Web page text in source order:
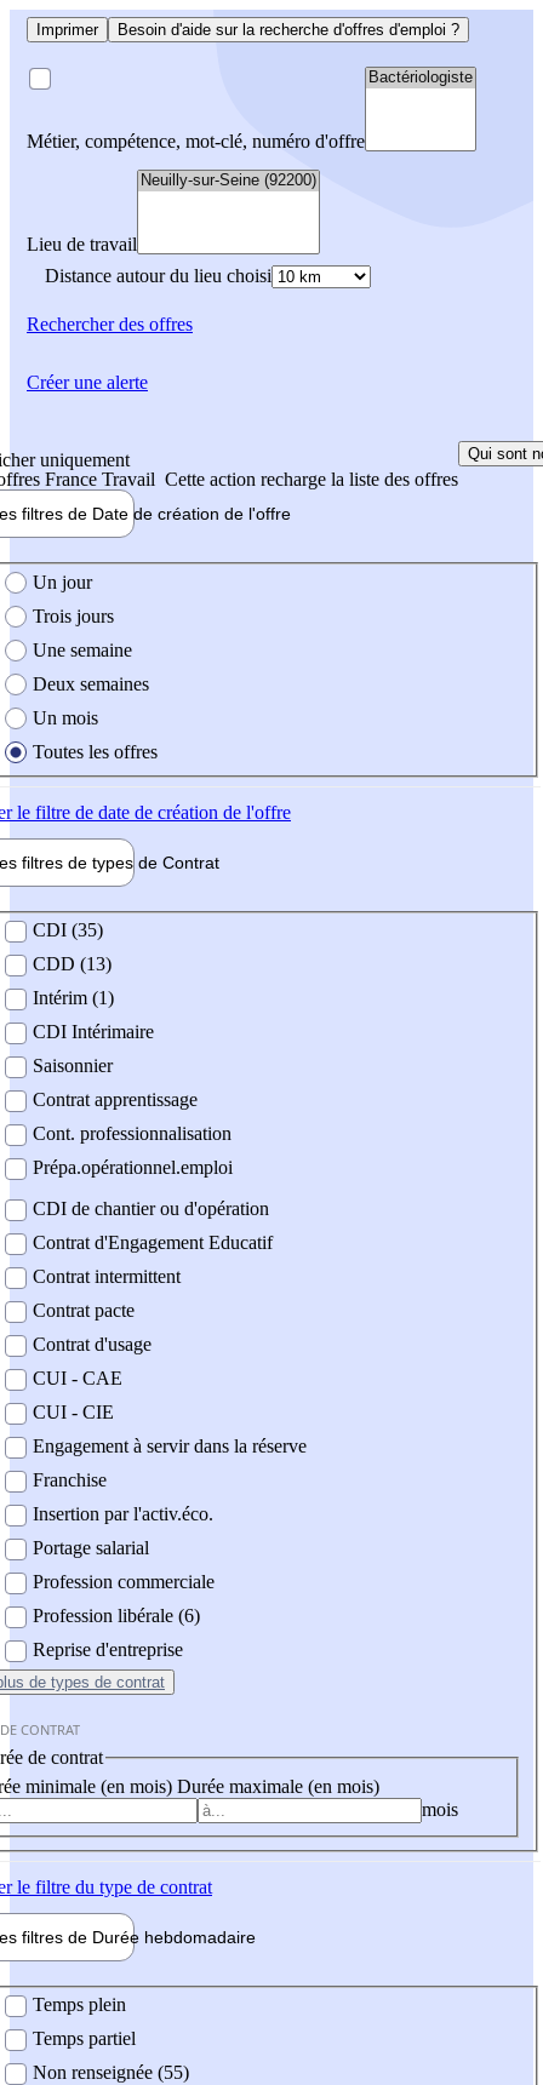
Imprimer Besoin d'aide sur la recherche d'offres d'emploi ?
Métier, compétence, mot-clé, numéro d'offre
Lieu de travail
Distance autour du lieu choisi
Rechercherdes offres
uniquement
France Travail Cette action recharge la liste des offres
Qui sont
filtres de Date de création de l'offre
création de l'offre
Un jour
Trois jours
Une semaine
Deux semaines
Un mois
Toutes les offres
le filtre de date de création de l'offre
filtres de types de Contrat
contrat
CDI (35)
CDD (13)
Intérim (1)
CDI Intérimaire
Saisonnier
Contrat apprentissage
Cont. professionnalisation
Prépa.opérationnel.emploi
CDI de chantier ou d'opération
Contrat d'Engagement Educatif
Contrat intermittent
Contrat pacte
Contrat d'usage
CUI - CAE
CUI - CIE
Engagement à servir dans la réserve
Franchise
Insertion par l'activ.éco.
Portage salarial
Profession commerciale
Profession libérale (6)
Reprise d'entreprise
de types de contrat
CONTRAT
de contrat
minimale (en mois) Durée maximale (en mois)
mois
le filtre du type de contrat
filtres de Durée hebdomadaire
Temps plein
Temps partiel
Non renseignée (55)
Créer une alerte